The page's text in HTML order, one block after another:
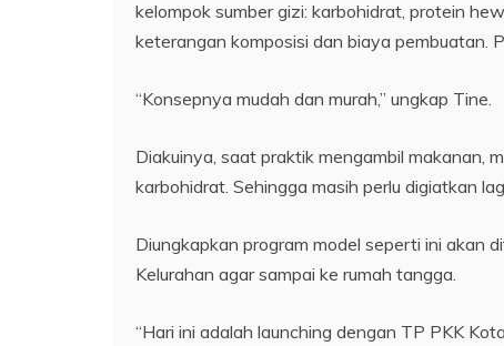
kelompok sumber gizi: karbohidrat, protein
keterangan komposisi dan biaya pembuatan.
“Konsepnya mudah dan murah,” ungkap Tine.
Diakuinya, saat praktik mengambil makanan,
karbohidrat. Sehingga masih perlu digiatkan
Diungkapkan program model seperti ini akan
Kelurahan agar sampai ke rumah tangga.
“Hari ini adalah launching dengan TP PKK